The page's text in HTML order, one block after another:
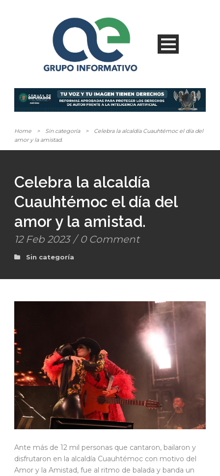
Home > Sin categoría >
Celebra la alcaldía Cuauhtémoc el día del
amor y la amistad.
Celebra la alcaldía
Cuauhtémoc el día del
amor y la amistad.
12 Feb 2023 / 0 Comment
Sin categoría
Ante más de 12 mil personas que cantaron, bailaron y
disfrutaron en la alcaldía Cuauhtémoc con motivo del
Amor y la Amistad, fue al ritmo de balada y banda un